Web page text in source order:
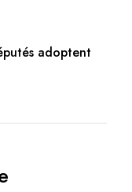
adoptent